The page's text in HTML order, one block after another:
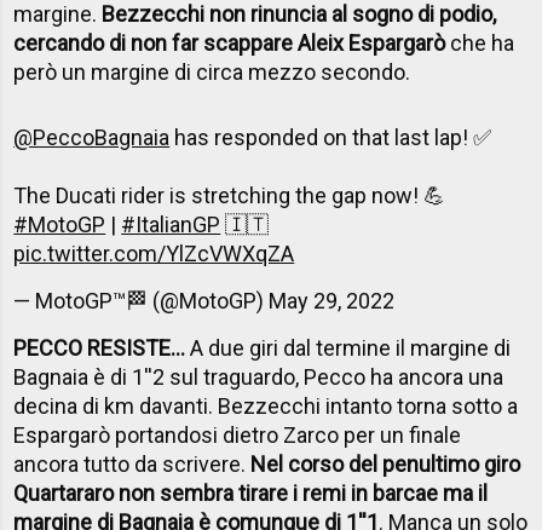
margine. Bezzecchi non rinuncia al sogno di podio,
cercando di non far scappare Aleix Espargaròche ha
però un margine di circa mezzo secondo.
@PeccoBagnaia has responded on that last lap! ✅
The Ducati rider is stretching the gap now! 💪
#MotoGP | #ItalianGP 🇮🇹
pic.twitter.com/YlZcVWXqZA
— MotoGP™🏁 (@MotoGP) May 29, 2022
PECCO RESISTE...A due giri dal termine il margine di
Bagnaia è di 1''2 sul traguardo, Pecco ha ancora una
decina di km davanti. Bezzecchi intanto torna sotto a
Espargarò portandosi dietro Zarco per un finale
ancora tutto da scrivere. Nel corso del penultimo giro
Quartararo non sembra tirare i remi in barcae ma il
margine di Bagnaia è comunque di 1''1. Manca un solo